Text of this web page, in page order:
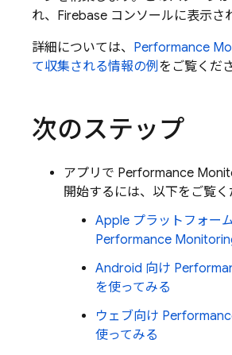
れ、 Firebase コンソールに表示さ
詳細については、 Performance
て収集される情報の例をご覧くだ
次のステップ
アプリで Performance
開始するには、以下をご覧く
Apple プラットフォー
Performance
Android 向け
を使ってみる
ウェブ向け
使ってみる